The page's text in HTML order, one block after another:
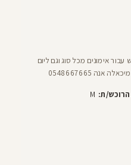
אימונים מכל סוג וגם ליום
0548667665
ת: M